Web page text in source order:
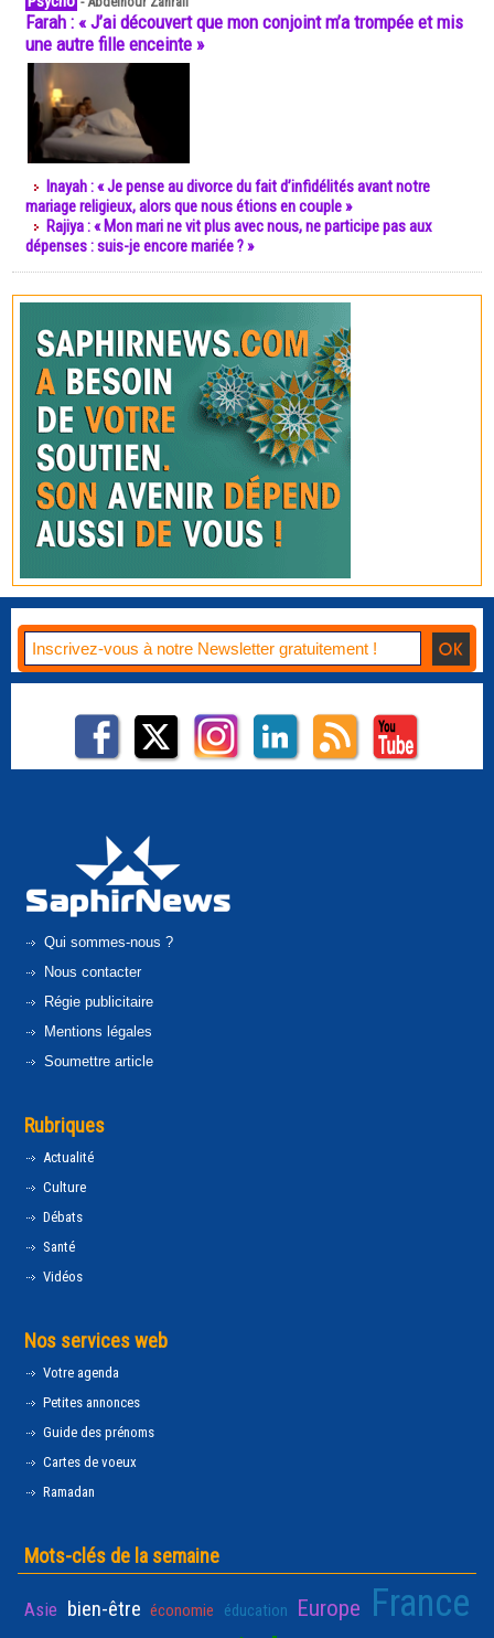
Farah : « J’ai découvert que mon conjoint m’a trompée et mis
une autre fille enceinte »
Inayah : « Je pense au divorce du fait d’infidélités avant notre
mariage religieux, alors que nous étions en couple »
Rajiya : « Mon mari ne vit plus avec nous, ne participe pas aux
dépenses : suis-je encore mariée ? »
Qui sommes-nous ?
Nous contacter
Régie publicitaire
Mentions légales
Soumettre article
Rubriques
Actualité
Culture
Débats
Santé
Vidéos
Nos services web
Votre agenda
Petites annonces
Guide des prénoms
Cartes de voeux
Ramadan
Mots-clés de la semaine
Asie bien-être économie éducation Europe France